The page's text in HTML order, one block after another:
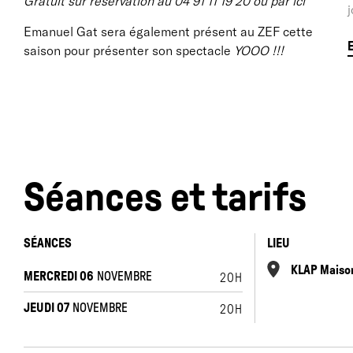
Emanuel Gat sera également présent au ZEF cette
saison pour présenter son spectacle YOOO !!!
Séances et tarifs
SÉANCES
MERCREDI 06 NOVEMBRE 20H
JEUDI 07 NOVEMBRE 20H
LIEU
KLAP